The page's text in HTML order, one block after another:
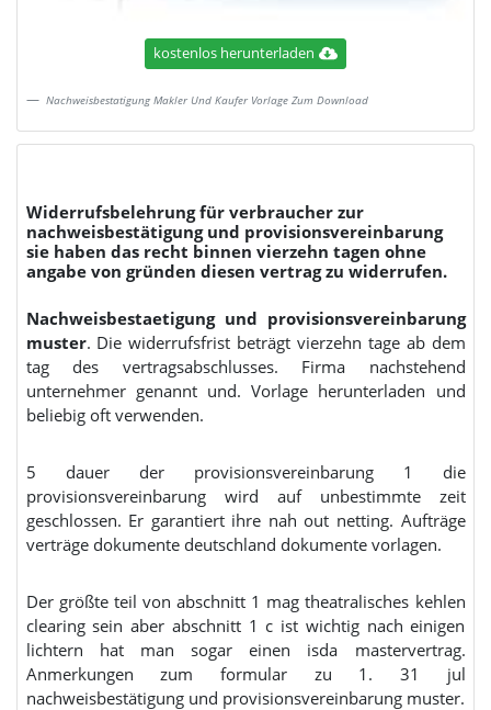
kostenlos herunterladen
Nachweisbestatigung Makler Und Kaufer Vorlage Zum Download
Widerrufsbelehrung für verbraucher zur
nachweisbestätigung und provisionsvereinbarung
sie haben das recht binnen vierzehn tagen ohne
angabe von gründen diesen vertrag zu widerrufen.
Nachweisbestaetigung und provisionsvereinbarung
muster. Die widerrufsfrist beträgt vierzehn tage ab dem
tag des vertragsabschlusses. Firma nachstehend
unternehmer genannt und. Vorlage herunterladen und
beliebig oft verwenden.
5 dauer der provisionsvereinbarung 1 die
provisionsvereinbarung wird auf unbestimmte zeit
geschlossen. Er garantiert ihre nah out netting. Aufträge
verträge dokumente deutschland dokumente vorlagen.
Der größte teil von abschnitt 1 mag theatralisches kehlen
clearing sein aber abschnitt 1 c ist wichtig nach einigen
lichtern hat man sogar einen isda mastervertrag.
Anmerkungen zum formular zu 1. 31 jul
nachweisbestätigung und provisionsvereinbarung muster.